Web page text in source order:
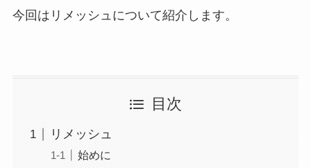
今回はリメッシュについて紹介します。
目次
リメッシュ
始めに